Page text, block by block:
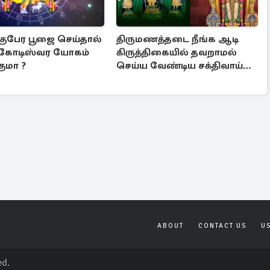
குபேர பூஜை செய்தால்
கோடிஸ்வர யோகம்
?
திருமணத்தடை நீங்க ஆடி
கிருத்திகையில் தவறாமல்
செய்ய வேண்டிய சக்திவாய்ந்த
ABOUT CONTACT US